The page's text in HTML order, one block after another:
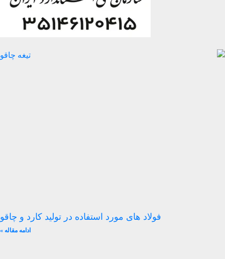
فولاد های مورد استفاده در تولید کارد و چاقو
ادامه مقاله »